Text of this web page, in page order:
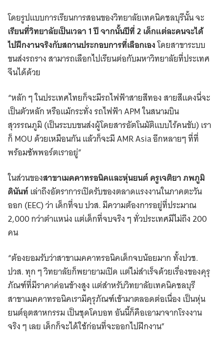
โดยรูปแบบการเรียนการสอนของวิทยาลัยเทคนิคชลบุรีนั้น จะ
เรียนที่วิทยาลัยเป็นเวลา 1 ปี จากนั้นปีที่ 2 เด็กแต่ละคนจะได้
ไปฝึกงานจริงกับสถานประกอบการที่เลือกเองโดยสาขาระบบ
ขนส่งรถราง สามารถเลือกไปเรียนต่อกับมหาวิทยาลัยที่ประเทศ
จีนได้ด้วย
“หลัก ๆ ในประเทศไทยก็จะมีรถไฟฟ้าสายสีทอง สายสีแดงนี่จะ
เป็นตัวหลัก หรือแม้กระทั่ง รถไฟฟ้า APM ในสนามบิน
สุวรรณภูมิ (เป็นระบบขนส่งผู้โดยสารอัตโนมัติแบบไร้คนขับ) เรา
ก็ MOU ด้วยเหมือนกัน แล้วก็จะมี AMR Asia อีกหลายๆ ที่ที่
พร้อมซัพพอร์ตเราอยู่”
ในส่วนของสาขาเมคคาทรอนิคและหุ่นยนต์ครูเจติยา ภพภูมิ
ดินันท์เล่าถึงอัตราการเปิดรับของตลาดแรงงานในภาคตะวัน
ออก (EEC) ว่า เด็กที่จบ ปวส. มีความต้องการอยู่ที่ประมาณ
2,000 กว่าตำแหน่ง แต่เด็กที่จบจริง ๆ ทั่วประเทศมีไม่ถึง 200
คน
“ต้องยอมรับว่าสาขาเมคคาทรอนิคเด็กจบน้อยมาก ทั้งปวช.
ปวส. ทุก ๆ วิทยาลัยก็พยายามเปิด แต่ไม่สำเร็จด้วยเรื่องของคุรุ
ภัณฑ์ที่มีราคาค่อนข้างสูง แต่สำหรับวิทยาลัยเทคนิคชลบุรี
สาขาเมคคาทรอนิคเรามีคุรุภัณฑ์เข้ามาตลอดต่อเนื่อง เป็นหุ่น
ยนต์อุตสาหกรรม เป็นชุดโคบอท อันนี้ก็คือเอามาจากโรงงาน
จริง ๆ เลย เด็กก็จะได้ใช้ก่อนที่จะออกไปฝึกงาน”